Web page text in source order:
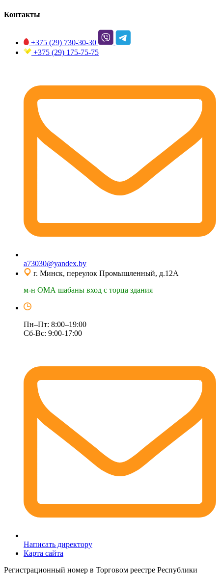
Контакты
+375 (29) 730-30-30
+375 (29) 175-75-75
a73030@yandex.by
г. Минск, переулок Промышленный, д.12А
м-н ОМА шабаны вход с торца здания
Пн–Пт: 8:00–19:00
Сб-Вс: 9:00-17:00
Написать директору
Карта сайта
Регистрационный номер в Торговом реестре Республики